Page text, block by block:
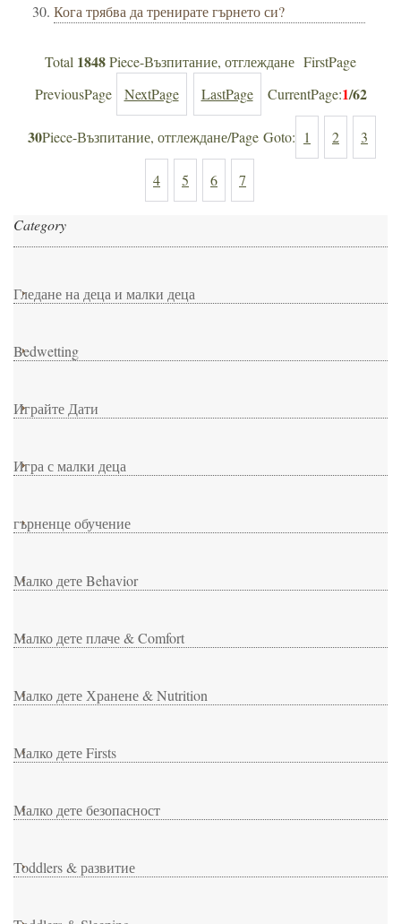
Кога трябва да тренирате гърнето си?
Total 1848Piece-Възпитание, отглеждане FirstPage
PreviousPage
NextPage LastPage CurrentPage:1/62
30Piece-Възпитание, отглеждане/Page Goto: 1 2 3
4 5 6 7
Category
Гледане на деца и малки деца
Bedwetting
Играйте Дати
Игра с малки деца
гърненце обучение
Малко дете Behavior
Малко дете плаче & Comfort
Малко дете Хранене & Nutrition
Малко дете Firsts
Малко дете безопасност
Toddlers & развитие